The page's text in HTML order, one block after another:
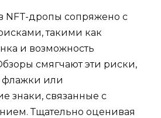
NFT-дропы сопряжено с
такими как
и возможность
смягчают эти риски,
флажки или
знаки, связанные с
Тщательно оценивая